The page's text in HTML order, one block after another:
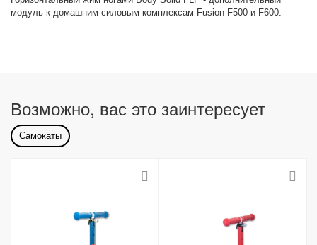
модуль к домашним силовым комплексам Fusion F500 и F600.
Возможно, вас это заинтересует
Самокаты